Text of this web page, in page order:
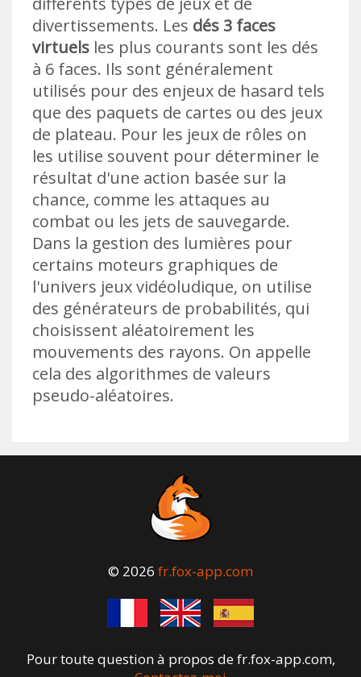
divertissements. Les dés 3 faces
virtuels les plus courants sont les dés
à 6 faces. Ils sont généralement
utilisés pour des enjeux de hasard tels
que des paquets de cartes ou des jeux
de plateau. Pour les jeux de rôles on
les utilise souvent pour déterminer le
résultat d'une action basée sur la
chance, comme les attaques au
combat ou les jets de sauvegarde.
Dans la gestion des lumières pour
certains moteurs graphiques de
l'univers jeux vidéoludique, on utilise
des générateurs de probabilités, qui
choisissent aléatoirement les
mouvements des rayons. On appelle
cela des algorithmes de valeurs
pseudo-aléatoires.
© 2026 fr.fox-app.com
Pour toute question à propos de fr.fox-app.com,